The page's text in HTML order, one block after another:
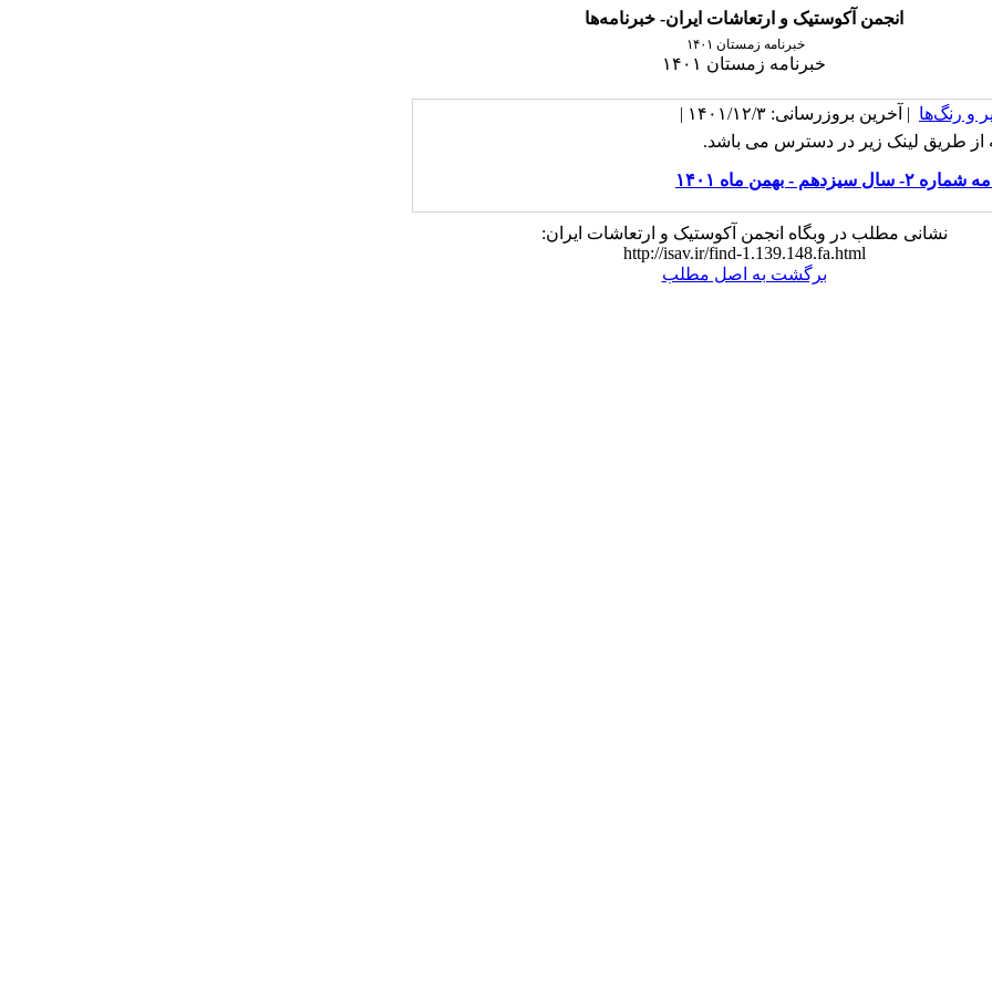
انجمن آکوستیک و ارتعاشات ایران- خبرنامه‌ها
خبرنامه زمستان ۱۴۰۱
خبرنامه زمستان ۱۴۰۱
و رنگ‌ها | آخرین بروزرسانی: ۱۴۰۱/۱۲/۳ |
از طریق لینک زیر در دسترس می باشد.
سال سیزدهم - بهمن ماه ۱۴۰۱
نشانی مطلب در وبگاه انجمن آکوستیک و ارتعاشات ایران:
http://isav.ir/find-1.139.148.fa.html
برگشت به اصل مطلب